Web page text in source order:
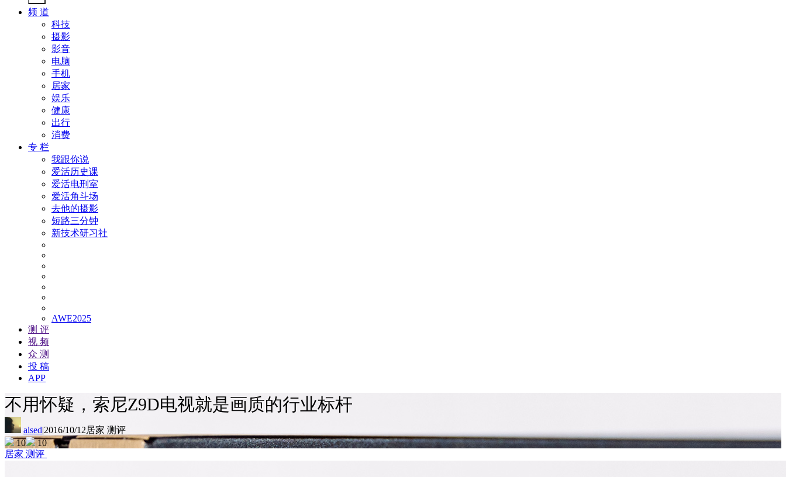
频 道
科技
摄影
影音
电脑
手机
居家
娱乐
健康
出行
消费
专 栏
我跟你说
爱活历史课
爱活电刑室
爱活角斗场
去他的摄影
短路三分钟
新技术研习社
AWE2025
测 评
视 频
众 测
投 稿
APP
不用怀疑，索尼Z9D电视就是画质的行业标杆
alsed|2016/10/12居家 测评
10
10
居家 测评